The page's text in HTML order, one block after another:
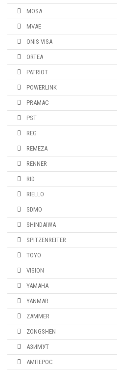
MOSA
MVAE
ONIS VISA
ORTEA
PATRIOT
POWERLINK
PRAMAC
PST
REG
REMEZA
RENNER
RID
RIELLO
SDMO
SHINDAIWA
SPITZENREITER
TOYO
VISION
YAMAHA
YANMAR
ZAMMER
ZONGSHEN
АЗИМУТ
АМПЕРОС